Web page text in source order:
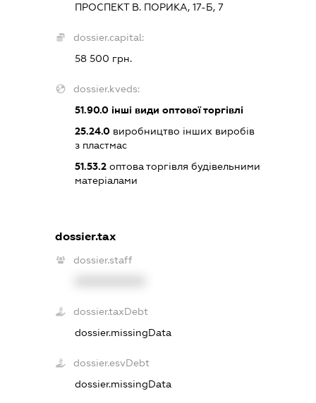
ПРОСПЕКТ В. ПОРИКА, 17-Б, 7
dossier.capital:
58 500 грн.
dossier.kveds:
51.90.0інші види оптової торгівлі
25.24.0виробництво інших виробів
з пластмас
51.53.2оптова торгівля будівельними
матеріалами
dossier.tax
dossier.staff
dossier.taxDebt
dossier.missingData
dossier.esvDebt
dossier.missingData